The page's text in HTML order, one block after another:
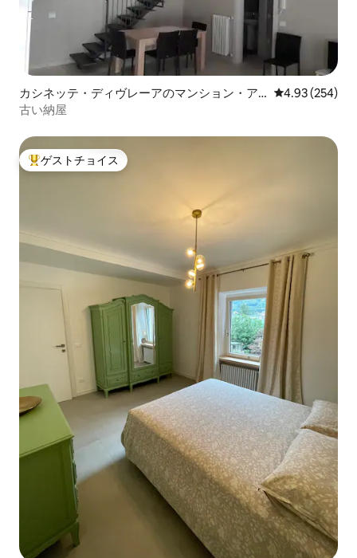
カシネッテ・ディヴレーアのマンション・ア
パート
レビュー254
4.93 (254)
古い納屋
大好評のゲストチョイスです。
ゲストチョイス